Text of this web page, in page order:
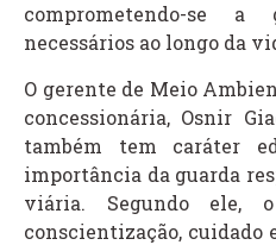
comprometendo-se
necessários ao longo da
O gerente de Meio
concessionária, Osnir
também tem caráter
importância da guarda
viária. Segundo ele,
conscientização,